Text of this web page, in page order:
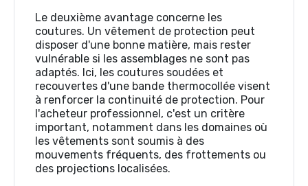
Le deuxième avantage concerne les
coutures. Un vêtement de protection peut
disposer d'une bonne matière, mais rester
vulnérable si les assemblages ne sont pas
adaptés. Ici, les coutures soudées et
recouvertes d'une bande thermocollée visent
à renforcer la continuité de protection. Pour
l'acheteur professionnel, c'est un critère
important, notamment dans les domaines où
les vêtements sont soumis à des
mouvements fréquents, des frottements ou
des projections localisées.